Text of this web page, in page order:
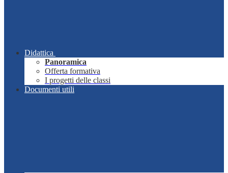
Didattica
Panoramica
Offerta formativa
I progetti delle classi
Documenti utili